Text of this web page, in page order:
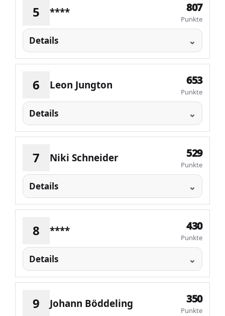
5 **** 807
Punkte
Details
6 Leon Jungton 653
Punkte
Details
7 Niki Schneider 529
Punkte
Details
8 **** 430
Punkte
Details
9 Johann Böddeling 350
Punkte